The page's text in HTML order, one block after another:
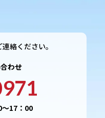
絡ください。
わせ
〜17：00